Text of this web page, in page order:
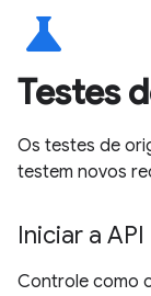
science
Testes
Os testes de
testem novos
Iniciar a
Controle como